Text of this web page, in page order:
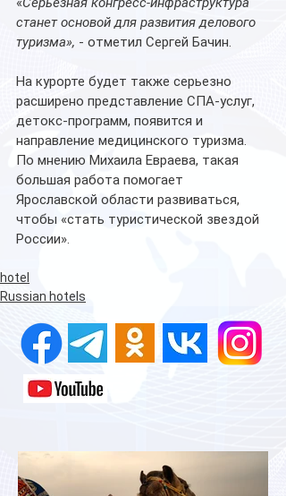
станет основой для развития делового
туризма», - отметил Сергей Бачин.
На курорте будет также серьезно
расширено представление СПА-услуг,
детокс-программ, появится и
направление медицинского туризма.
По мнению Михаила Евраева, такая
большая работа помогает
Ярославской области развиваться,
чтобы «стать туристической звездой
России».
hotel
Russian hotels